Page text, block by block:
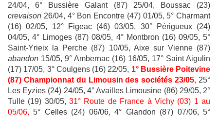
24/04, 6° Bussière Galant (87) 25/04, Boussac (23)
crevaison 26/04, 4° Bon Encontre (47) 01/05, 5° Charmant
(16) 02/05, 12° Figeac (46) 03/05, 30° Périgueux (24)
04/05, 4° Limoges (87) 08/05, 4° Montbron (16) 09/05, 5°
Saint-Yrieix la Perche (87) 10/05, Aixe sur Vienne (87)
abandon 15/05, 9° Ambernac (16) 16/05, 17° Saint Aigulin
(17) 17/05, 3° Coulgens (16) 22/05, 1° Bussière Poitevine
(87) Championnat du Limousin des sociétés 23/05, 25°
Les Eyzies (24) 24/05, 4° Availles Limousine (86) 29/05, 2°
Tulle (19) 30/05,31° Route de France à Vichy (03) 1 au
05/06, 5° Celles (24) 06/06, 4° Glandon (87) 07/06, 5°